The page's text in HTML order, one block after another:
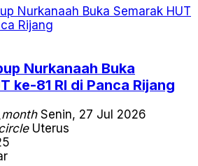
Nurkanaah Buka
ke-81 RI di Panca Rijang
Senin, 27 Jul 2026
Uterus